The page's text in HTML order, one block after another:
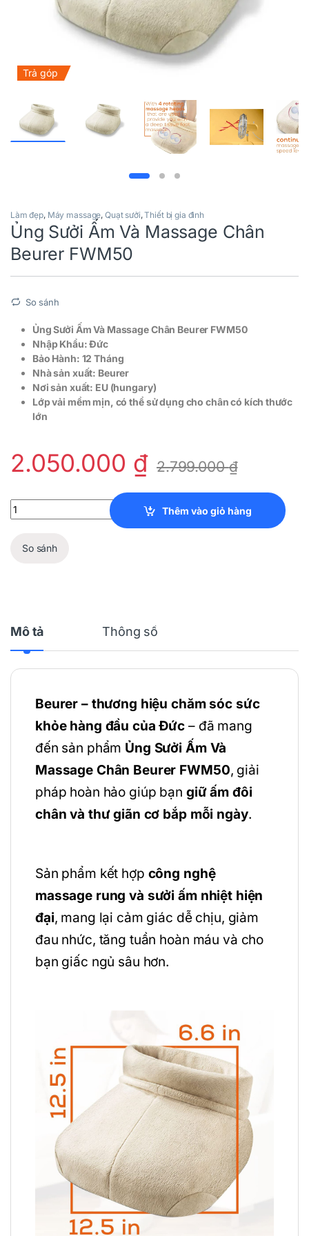
Trả góp
Làm đẹp, Máy massage, Quạt sưởi,Thiết bị gia đình
Ủng Sưởi Ấm Và Massage Chân
Beurer FWM50
So sánh
Ủng Sưởi Ấm Và Massage Chân Beurer FWM50
Nhập Khẩu: Đức
Bảo Hành: 12 Tháng
Nhà sản xuất: Beurer
Nơi sản xuất: EU (hungary)
Lớp vải mềm mịn, có thể sử dụng cho chân có kích thước
lớn
2.050.000 ₫ 2.799.000₫
Ủng Sưởi Ấm Và Massage Chân Beurer FWM50 quantity
Thêm vào giỏ hàng
So sánh
Mô tả Thông số
Beurer – thương hiệu chăm sóc sức
khỏe hàng đầu của Đức – đã mang
đến sản phẩm Ủng Sưởi Ấm Và
Massage Chân Beurer FWM50, giải
pháp hoàn hảo giúp bạn giữ ấm đôi
chân và thư giãn cơ bắp mỗi ngày.
Sản phẩm kết hợp công nghệ
massage rung và sưởi ấm nhiệt hiện
đại, mang lại cảm giác dễ chịu, giảm
đau nhức, tăng tuần hoàn máu và cho
bạn giấc ngủ sâu hơn.